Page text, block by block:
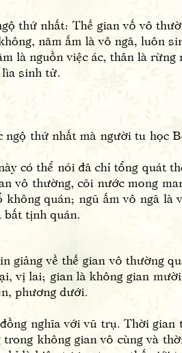
nhất: Thế gian vố vô
năm ấm là vô ngã, luôn
là nguồn việc ác, thân là
sinh tử.
thứ nhất mà người tu học
thể nói đã chỉ tổng quát
vô thường, cõi nước mong
quán; ngũ ấm vô ngã là
bất tịnh quán.
về thế gian vô thường
vị lai; gian là không gian
phương dưới.
nghĩa với vũ trụ. Thời gian
không gian vô cùng và